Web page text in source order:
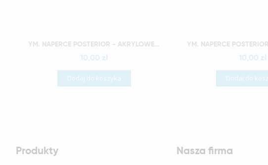
Szybki podgląd YM. NAPERCE POSTERIOR - AKRYLOWE ZĘBY SZTUCZNE - A4-M28D
10,00 zł
Dodaj do koszyka
Szybki
10,00 zł
Dodaj do
Produkty Nasza firma